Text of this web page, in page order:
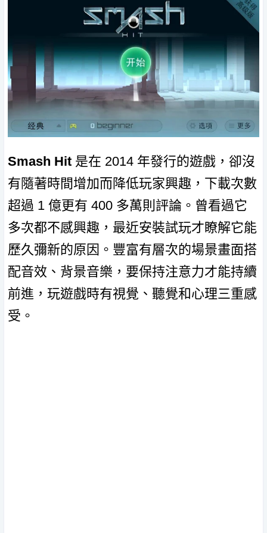
Smash Hit 是在 2014 年發行的遊戲，卻沒
有隨著時間增加而降低玩家興趣，下載次數
超過 1 億更有 400 多萬則評論。曾看過它
多次都不感興趣，最近安裝試玩才瞭解它能
歷久彌新的原因。豐富有層次的場景畫面搭
配音效、背景音樂，要保持注意力才能持續
前進，玩遊戲時有視覺、聽覺和心理三重感
受。